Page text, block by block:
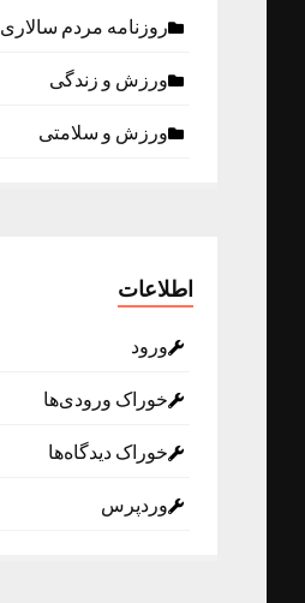
روزنامه مردم سالاری
ورزش و زندگی
ورزش و سلامتی
اطلاعات
ورود
خوراک ورودی‌ها
خوراک دیدگاه‌ها
وردپرس